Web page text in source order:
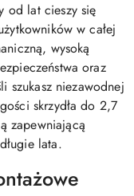
od lat cieszy się
w całej
wysoką
oraz
szukasz niezawodnej
skrzydła do 2,7
zapewniającą
lata.